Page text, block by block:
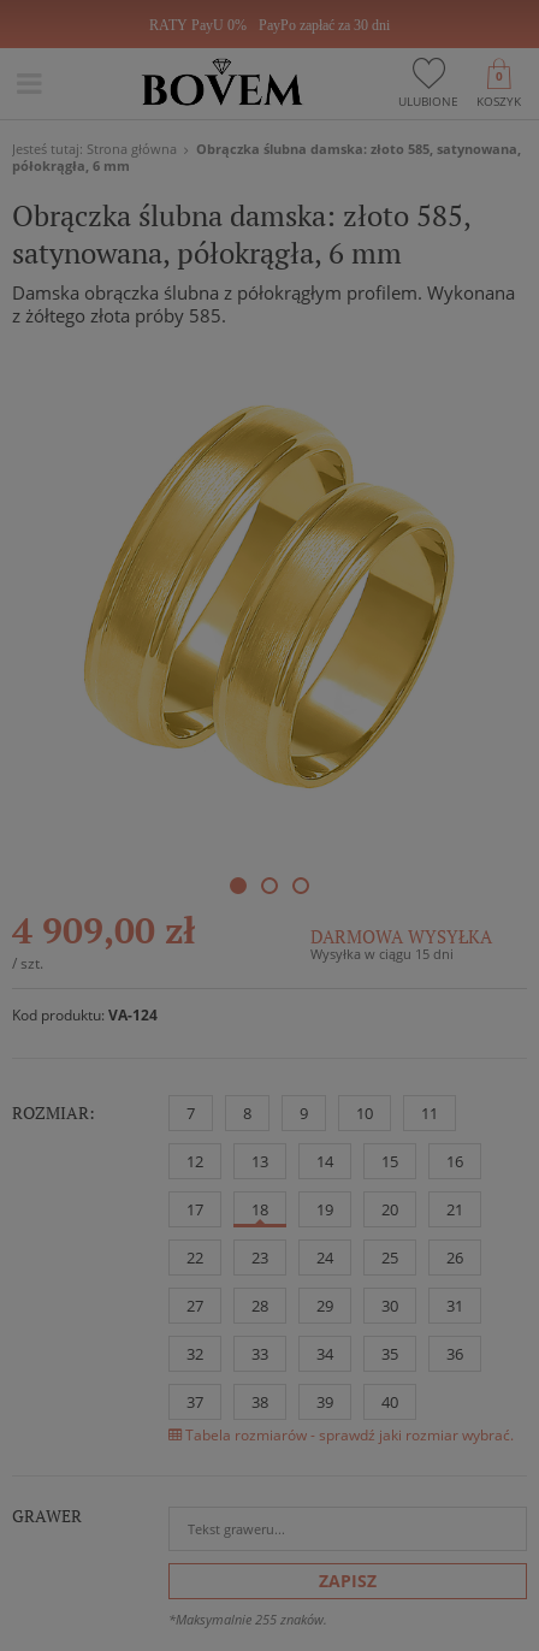
RATY PayU 0% PayPo zapłać za 30 dni
ULUBIONE KOSZYK
0
Jesteś tutaj: Strona główna
Obrączka ślubna damska: złoto 585, satynowana,
półokrągła, 6 mm
Obrączka ślubna damska: złoto 585,
satynowana, półokrągła, 6 mm
Damska obrączka ślubna z półokrągłym profilem. Wykonana
z żółtego złota próby 585.
4 909,00 zł
/ szt.
DARMOWA WYSYŁKA
Wysyłka w ciągu 15 dni
Kod produktu: VA-124
ROZMIAR: 7 8 9 10 11
12 13 14 15 16
17 18 19 20 21
22 23 24 25 26
27 28 29 30 31
32 33 34 35 36
37 38 39 40
Tabela rozmiarów - sprawdź jaki rozmiar wybrać.
GRAWER
ZAPISZ
*Maksymalnie 255 znaków.